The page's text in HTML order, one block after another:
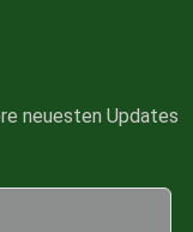
neuesten Updates